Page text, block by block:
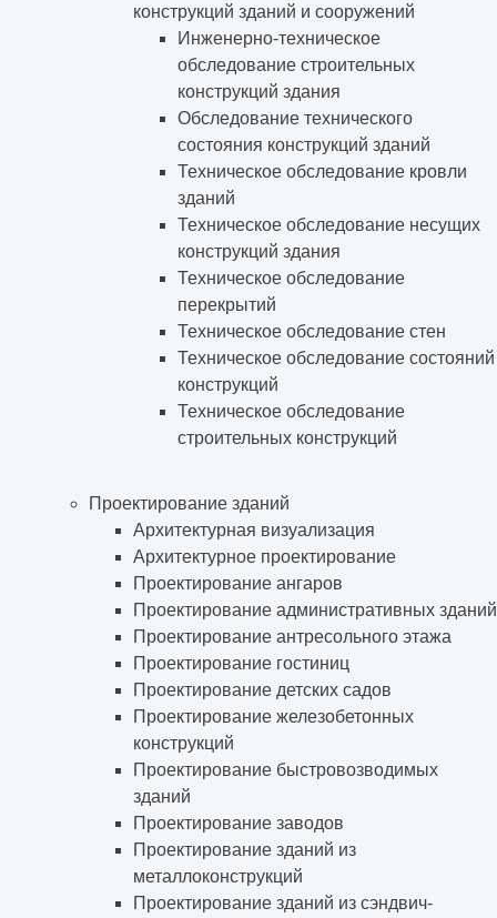
конструкций зданий и сооружений
Инженерно-техническое
обследование строительных
конструкций здания
Обследование технического
состояния конструкций зданий
Техническое обследование кровли
зданий
Техническое обследование несущих
конструкций здания
Техническое обследование
перекрытий
Техническое обследование стен
Техническое обследование состояний
конструкций
Техническое обследование
строительных конструкций
Проектирование зданий
Архитектурная визуализация
Архитектурное проектирование
Проектирование ангаров
Проектирование административных зданий
Проектирование антресольного этажа
Проектирование гостиниц
Проектирование детских садов
Проектирование железобетонных
конструкций
Проектирование быстровозводимых
зданий
Проектирование заводов
Проектирование зданий из
металлоконструкций
Проектирование зданий из сэндвич-